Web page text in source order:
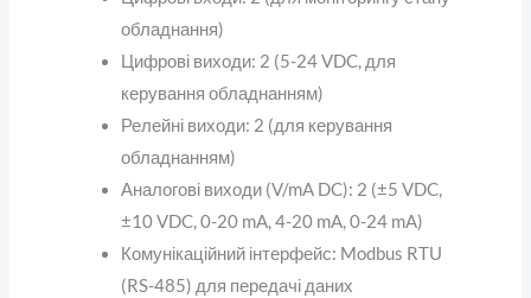
обладнання)
Цифрові виходи: 2 (5-24 VDC, для
керування обладнанням)
Релейні виходи: 2 (для керування
обладнанням)
Аналогові виходи (V/mA DC): 2 (±5 VDC,
±10 VDC, 0-20 mA, 4-20 mA, 0-24 mA)
Комунікаційний інтерфейс: Modbus RTU
(RS-485) для передачі даних